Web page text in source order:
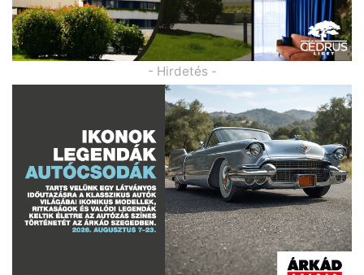
- Hirdetés -